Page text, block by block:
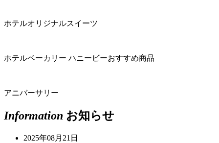
ホテルオリジナルスイーツ
ホテルベーカリー ハニービーおすすめ商品
アニバーサリー
Information お知らせ
2025年08月21日